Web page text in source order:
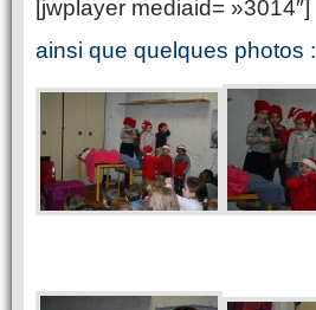
[jwplayer mediaid= »3014″]
ainsi que quelques photos :